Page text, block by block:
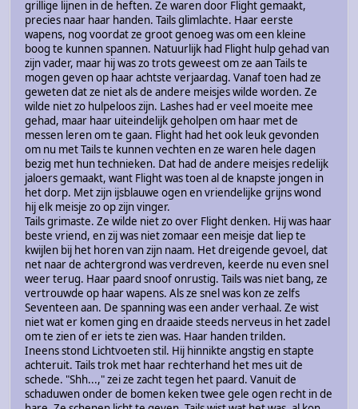
grillige lijnen in de heften. Ze waren door Flight gemaakt,
precies naar haar handen. Tails glimlachte. Haar eerste
wapens, nog voordat ze groot genoeg was om een kleine
boog te kunnen spannen. Natuurlijk had Flight hulp gehad van
zijn vader, maar hij was zo trots geweest om ze aan Tails te
mogen geven op haar achtste verjaardag. Vanaf toen had ze
geweten dat ze niet als de andere meisjes wilde worden. Ze
wilde niet zo hulpeloos zijn. Lashes had er veel moeite mee
gehad, maar haar uiteindelijk geholpen om haar met de
messen leren om te gaan. Flight had het ook leuk gevonden
om nu met Tails te kunnen vechten en ze waren hele dagen
bezig met hun technieken. Dat had de andere meisjes redelijk
jaloers gemaakt, want Flight was toen al de knapste jongen in
het dorp. Met zijn ijsblauwe ogen en vriendelijke grijns wond
hij elk meisje zo op zijn vinger.
Tails grimaste. Ze wilde niet zo over Flight denken. Hij was haar
beste vriend, en zij was niet zomaar een meisje dat liep te
kwijlen bij het horen van zijn naam. Het dreigende gevoel, dat
net naar de achtergrond was verdreven, keerde nu even snel
weer terug. Haar paard snoof onrustig. Tails was niet bang, ze
vertrouwde op haar wapens. Als ze snel was kon ze zelfs
Seventeen aan. De spanning was een ander verhaal. Ze wist
niet wat er komen ging en draaide steeds nerveus in het zadel
om te zien of er iets te zien was. Haar handen trilden.
Ineens stond Lichtvoeten stil. Hij hinnikte angstig en stapte
achteruit. Tails trok met haar rechterhand het mes uit de
schede. "Shh...," zei ze zacht tegen het paard. Vanuit de
schaduwen onder de bomen keken twee gele ogen recht in de